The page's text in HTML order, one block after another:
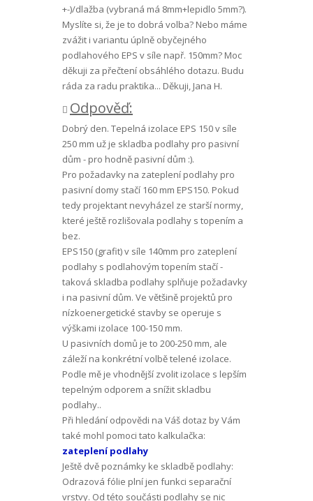
+-)/dlažba (vybraná má 8mm+lepidlo 5mm?).
Myslíte si, že je to dobrá volba? Nebo máme
zvážit i variantu úplně obyčejného
podlahového EPS v síle např. 150mm? Moc
děkuji za přečtení obsáhlého dotazu. Budu
ráda za radu praktika... Děkuji, Jana H.
Odpověď:
Dobrý den. Tepelná izolace EPS 150 v síle
250 mm už je skladba podlahy pro pasivní
dům - pro hodně pasivní dům :).
Pro požadavky na zateplení podlahy pro
pasivní domy stačí 160 mm EPS150. Pokud
tedy projektant nevyházel ze starší normy,
které ještě rozlišovala podlahy s topením a
bez.
EPS150 (grafit) v síle 140mm pro zateplení
podlahy s podlahovým topením stačí -
taková skladba podlahy splňuje požadavky
i na pasivní dům. Ve většině projektů pro
nízkoenergetické stavby se operuje s
výškami izolace 100-150 mm.
U pasivních domů je to 200-250 mm, ale
záleží na konkrétní volbě telené izolace.
Podle mě je vhodnější zvolit izolace s lepším
tepelným odporem a snížit skladbu
podlahy..
Při hledání odpovědi na Váš dotaz by Vám
také mohl pomoci tato kalkulačka:
zateplení podlahy
Ještě dvě poznámky ke skladbě podlahy:
Odrazová fólie plní jen funkci separační
vrstvy. Od této součásti podlahy se nic